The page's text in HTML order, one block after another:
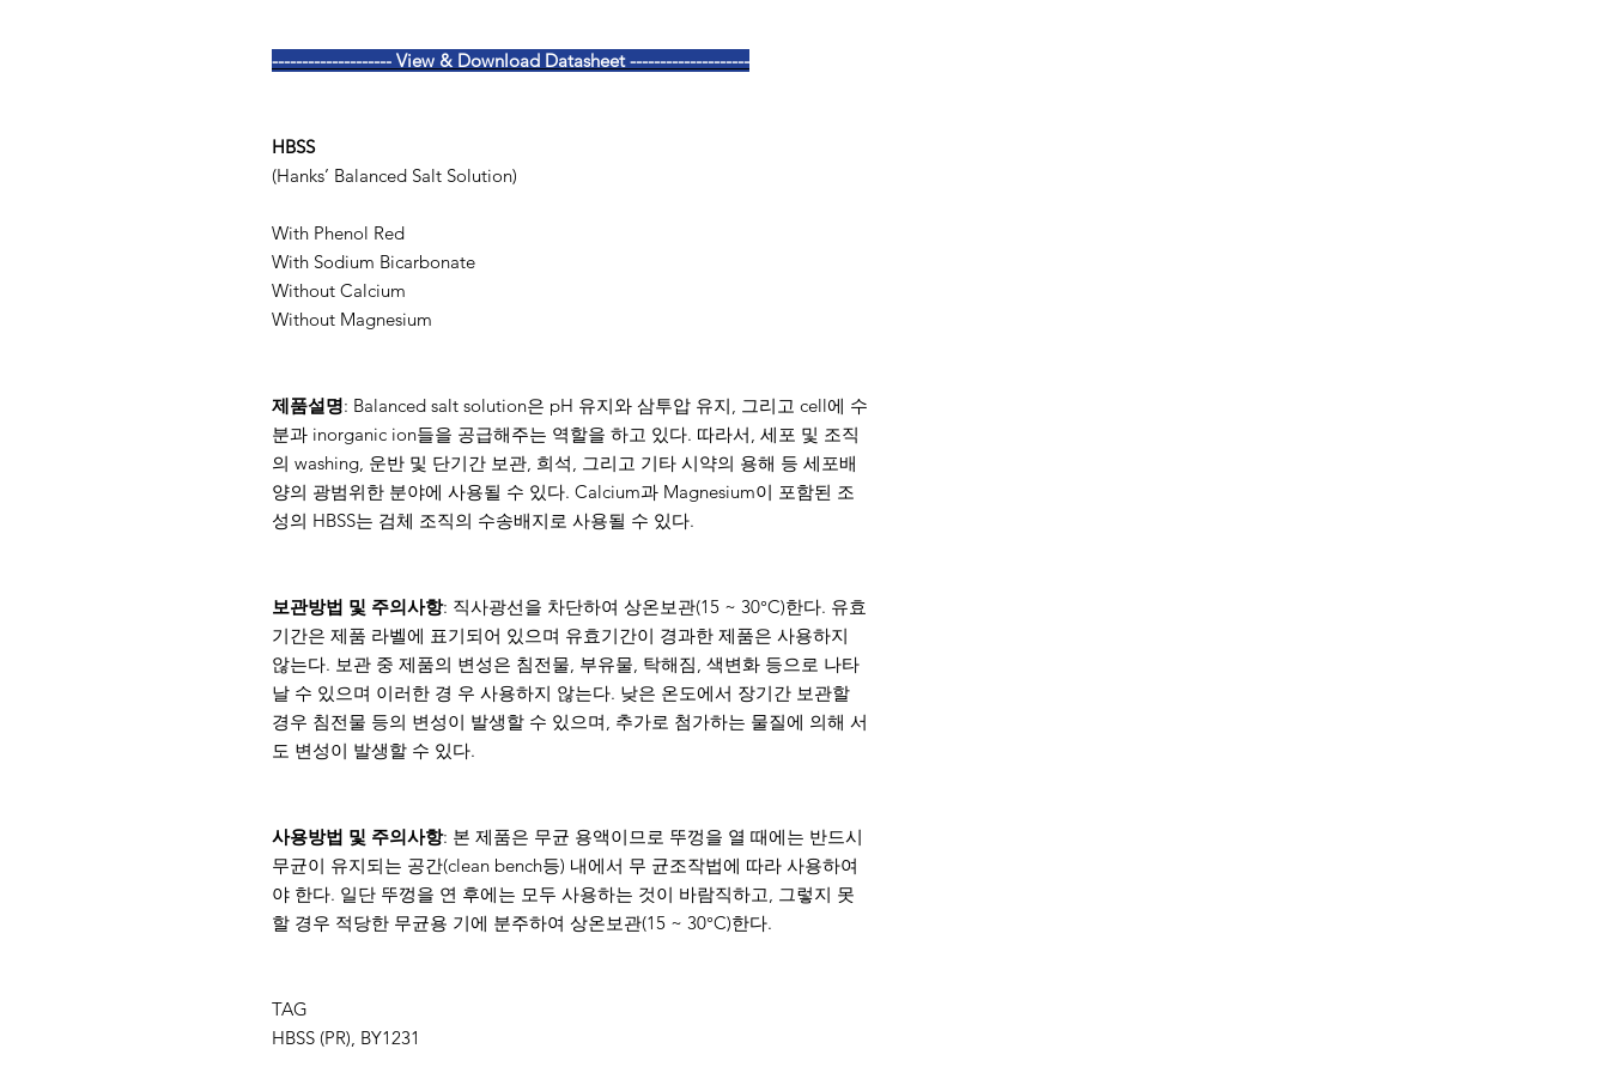
-------------------- View & Download Datasheet --------------------
HBSS
(Hanks’ Balanced Salt Solution)
With Phenol Red
With Sodium Bicarbonate
Without Calcium
Without Magnesium
제품설명: Balanced salt solution은 pH 유지와 삼투압 유지, 그리고 cell에 수
분과 inorganic ion들을 공급해주는 역할을 하고 있다. 따라서, 세포 및 조직
의 washing, 운반 및 단기간 보관, 희석, 그리고 기타 시약의 용해 등 세포배
양의 광범위한 분야에 사용될 수 있다. Calcium과 Magnesium이 포함된 조
성의 HBSS는 검체 조직의 수송배지로 사용될 수 있다.
보관방법 및 주의사항: 직사광선을 차단하여 상온보관(15 ~ 30°C)한다. 유효
기간은 제품 라벨에 표기되어 있으며 유효기간이 경과한 제품은 사용하지
않는다. 보관 중 제품의 변성은 침전물, 부유물, 탁해짐, 색변화 등으로 나타
날 수 있으며 이러한 경 우 사용하지 않는다. 낮은 온도에서 장기간 보관할
경우 침전물 등의 변성이 발생할 수 있으며, 추가로 첨가하는 물질에 의해 서
도 변성이 발생할 수 있다.
사용방법 및 주의사항: 본 제품은 무균 용액이므로 뚜껑을 열 때에는 반드시
무균이 유지되는 공간(clean bench등) 내에서 무 균조작법에 따라 사용하여
야 한다. 일단 뚜껑을 연 후에는 모두 사용하는 것이 바람직하고, 그렇지 못
할 경우 적당한 무균용 기에 분주하여 상온보관(15 ~ 30°C)한다.
TAG
HBSS (PR), BY1231